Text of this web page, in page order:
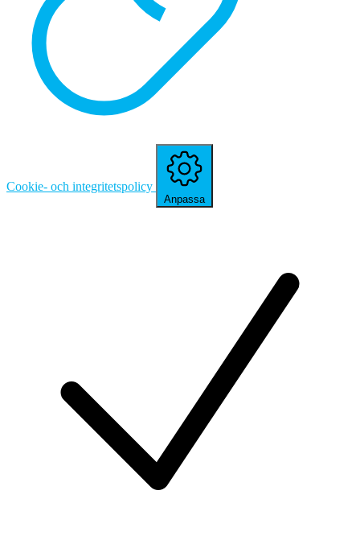
Cookie- och integritetspolicy
Anpassa